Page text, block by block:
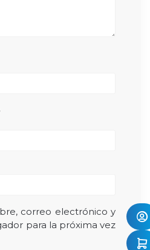
correo electrónico y
para la próxima vez